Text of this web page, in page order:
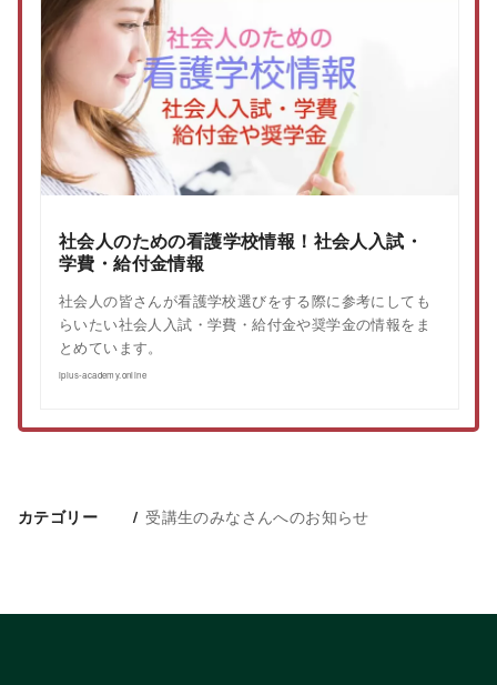
社会人のための看護学校情報！社会人入試・
学費・給付金情報
社会人の皆さんが看護学校選びをする際に参考にしても
らいたい社会人入試・学費・給付金や奨学金の情報をま
とめています。
iplus-academy.online
カテゴリー 受講生のみなさんへのお知らせ